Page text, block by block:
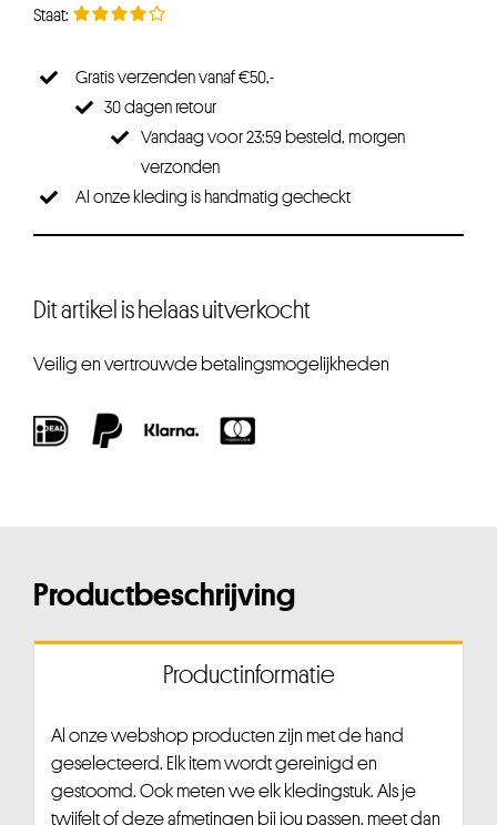
Gratis verzenden vanaf €50,-
30 dagen retour
Vandaag voor 23:59 besteld, morgen
verzonden
Al onze kleding is handmatig gecheckt
Dit artikel is helaas uitverkocht
Veilig en vertrouwde betalingsmogelijkheden
Productbeschrijving
Productinformatie
Al onze webshop producten zijn met de hand
geselecteerd. Elk item wordt gereinigd en
gestoomd. Ook meten we elk kledingstuk. Als je
twijfelt of deze afmetingen bij jou passen, meet dan